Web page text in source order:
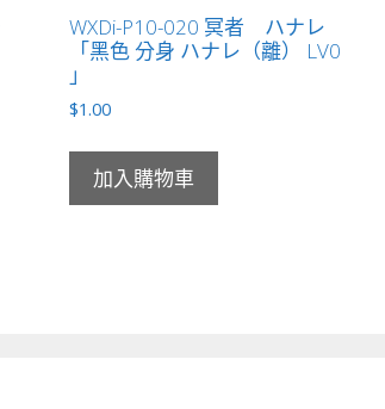
WXDi-P10-020 冥者 ハナレ
「黑色 分身 ハナレ（離） LV0
」
$1.00
加入購物車